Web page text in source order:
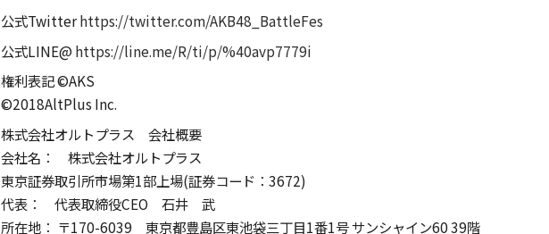
公式Twitterhttps://twitter.com/AKB48_BattleFes
公式LINE@ https://line.me/R/ti/p/%40avp7779i
権利表記 ©AKS
©2018AltPlus Inc.
株式会社オルトプラス 会社概要
会社名： 株式会社オルトプラス
東京証券取引所市場第1部上場(証券コード：3672)
代表： 代表取締役CEO 石井 武
所在地： 〒170-6039 東京都豊島区東池袋三丁目1番1号 サンシャイン60 39階